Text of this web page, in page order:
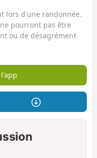
lors d'une randonnée.
pourront pas être
ou de désagrément